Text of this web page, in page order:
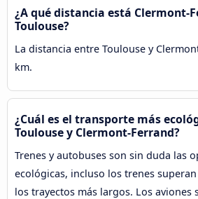
¿A qué distancia está Clermont-
Toulouse?
La distancia entre Toulouse y
km.
¿Cuál es el transporte más
Toulouse y Clermont-Ferrand?
Trenes y autobuses son sin duda las
ecológicas, incluso los trenes
los trayectos más largos. Los aviones